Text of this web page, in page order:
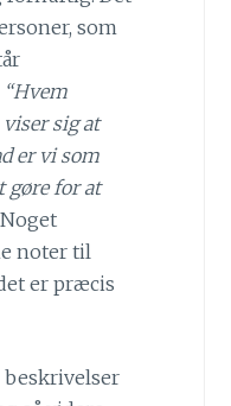
som
“Hvem
sig at
er vi som
gøre for at
Noget
noter til
er præcis
beskrivelser